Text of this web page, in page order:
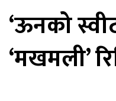
‘ऊनको
‘मखमली’